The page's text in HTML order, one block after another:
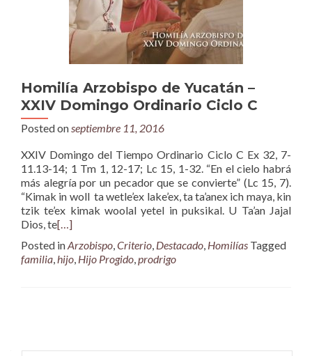
Homilía Arzobispo de Yucatán –
XXIV Domingo Ordinario Ciclo C
Posted onseptiembre 11, 2016
XXIV Domingo del Tiempo Ordinario Ciclo C Ex 32, 7-
11.13-14; 1 Tm 1, 12-17; Lc 15, 1-32. “En el cielo habrá
más alegría por un pecador que se convierte” (Lc 15, 7).
“Kimak in woll ta wetle’ex lake’ex, ta ta’anex ich maya, kin
tzik te’ex kimak woolal yetel in puksikal. U Ta’an Jajal
Dios, te[…]
Posted inArzobispo,Criterio, Destacado, Homilías Tagged
familia,hijo, Hijo Progido,prodrigo
navigation